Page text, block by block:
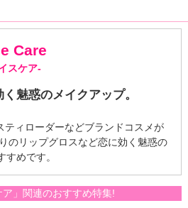
Care
スケア-
魅惑のメイクアップ。
ティローダーなどブランドコスメが
のリップグロスなど恋に効く魅惑の
すめです。
ア」関連のおすすめ特集!